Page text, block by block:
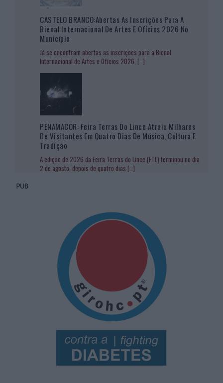
CASTELO BRANCO:Abertas As Inscrições Para A
Bienal Internacional De Artes E Ofícios 2026 No
Município
Já se encontram abertas as inscrições para a Bienal
Internacional de Artes e Ofícios 2026, […]
PENAMACOR: Feira Terras Do Lince Atraiu Milhares
De Visitantes Em Quatro Dias De Música, Cultura E
Tradição
A edição de 2026 da Feira Terras do Lince (FTL) terminou no dia
2 de agosto, depois de quatro dias […]